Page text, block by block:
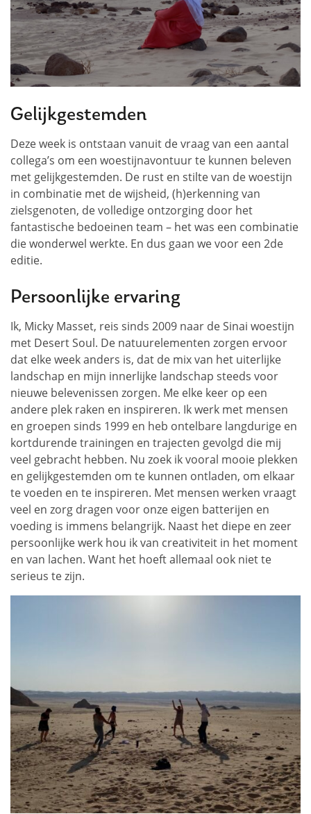
Gelijkgestemden
Deze week is ontstaan vanuit de vraag van een aantal
collega’s om een woestijnavontuur te kunnen beleven
met gelijkgestemden. De rust en stilte van de woestijn
in combinatie met de wijsheid, (h)erkenning van
zielsgenoten, de volledige ontzorging door het
fantastische bedoeinen team – het was een combinatie
die wonderwel werkte. En dus gaan we voor een 2de
editie.
Persoonlijke ervaring
Ik, Micky Masset, reis sinds 2009 naar de Sinai woestijn
met Desert Soul. De natuurelementen zorgen ervoor
dat elke week anders is, dat de mix van het uiterlijke
landschap en mijn innerlijke landschap steeds voor
nieuwe belevenissen zorgen. Me elke keer op een
andere plek raken en inspireren. Ik werk met mensen
en groepen sinds 1999 en heb ontelbare langdurige en
kortdurende trainingen en trajecten gevolgd die mij
veel gebracht hebben. Nu zoek ik vooral mooie plekken
en gelijkgestemden om te kunnen ontladen, om elkaar
te voeden en te inspireren. Met mensen werken vraagt
veel en zorg dragen voor onze eigen batterijen en
voeding is immens belangrijk. Naast het diepe en zeer
persoonlijke werk hou ik van creativiteit in het moment
en van lachen. Want het hoeft allemaal ook niet te
serieus te zijn.